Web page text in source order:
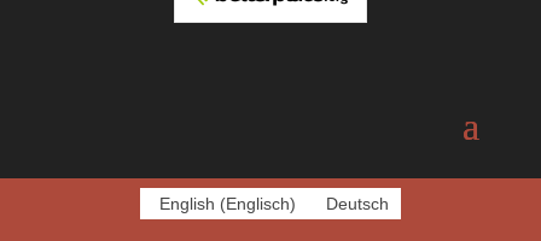
English (Englisch) Deutsch